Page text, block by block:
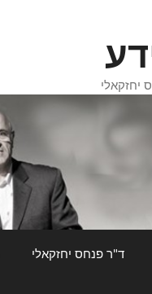
יחזקאלי
ד"ר פנחס יחזקאלי